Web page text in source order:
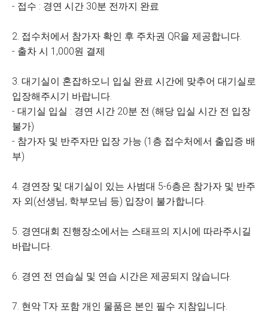
- 접수 : 경연 시간 30분 전까지 완료
2. 접수처에서 참가자 확인 후 주차권 QR을 제공합니다.
- 출차 시 1,000원 결제
3. 대기실이 혼잡하오니 입실 완료 시간에 맞추어 대기실로
입장해주시기 바랍니다.
- 대기실 입실 : 경연 시간 20분 전 (해당 입실 시간 전 입장
불가)
- 참가자 및 반주자만 입장 가능 (1층 접수처에서 출입증 배
부)
4. 경연장 및 대기실이 있는 사범대 5-6층은 참가자 및 반주
자 외(선생님, 학부모님 등) 입장이 불가합니다.
5. 경연대회 진행장소에서는 스태프의 지시에 따라주시길
바랍니다.
6. 경연 전 연습실 및 연습 시간은 제공되지 않습니다.
7. 현악 T자 포함 개인 물품은 본인 필수 지참입니다.